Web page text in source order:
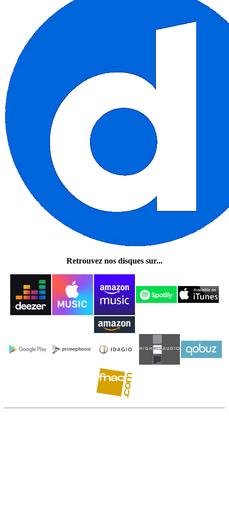
Retrouvez nos disques sur...